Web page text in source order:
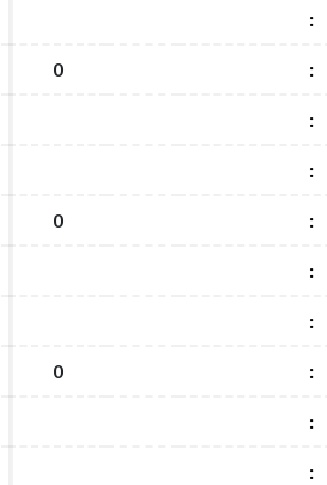
:
0 :
:
:
0 :
:
:
0 :
:
:
:
0 :
:
:
0 :
:
:
0 :
:
: